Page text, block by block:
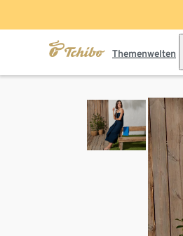
Themenwelten